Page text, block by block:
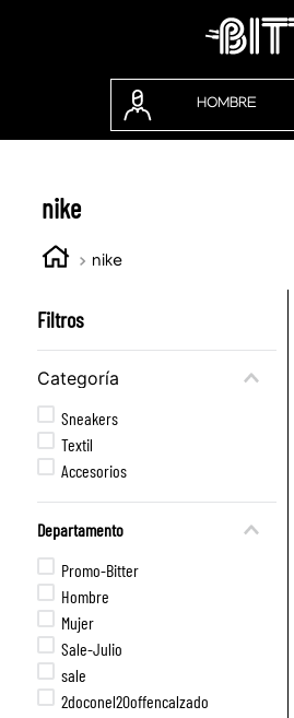
HOMBRE
nike
nike
Filtros
Categoría
Sneakers
Textil
Accesorios
Departamento
Promo-Bitter
Hombre
Mujer
Sale-Julio
sale
2doconel20offencalzado